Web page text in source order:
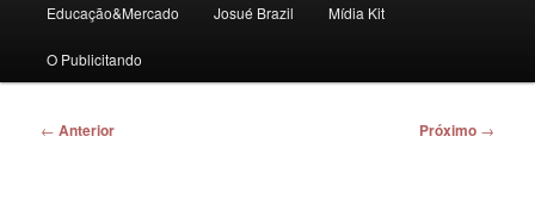
Educação&Mercado Josué Brazil Mídia Kit
O Publicitando
Navegação
← Anterior Próximo →